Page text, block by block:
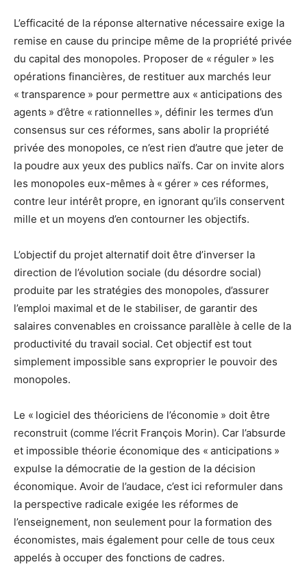
L’efficacité de la réponse alternative nécessaire exige la
remise en cause du principe même de la propriété privée
du capital des monopoles. Proposer de « réguler » les
opérations financières, de restituer aux marchés leur
« transparence » pour permettre aux « anticipations des
agents » d’être « rationnelles », définir les termes d’un
consensus sur ces réformes, sans abolir la propriété
privée des monopoles, ce n’est rien d’autre que jeter de
la poudre aux yeux des publics naïfs. Car on invite alors
les monopoles eux-mêmes à « gérer » ces réformes,
contre leur intérêt propre, en ignorant qu’ils conservent
mille et un moyens d’en contourner les objectifs.
L’objectif du projet alternatif doit être d’inverser la
direction de l’évolution sociale (du désordre social)
produite par les stratégies des monopoles, d’assurer
l’emploi maximal et de le stabiliser, de garantir des
salaires convenables en croissance parallèle à celle de la
productivité du travail social. Cet objectif est tout
simplement impossible sans exproprier le pouvoir des
monopoles.
Le « logiciel des théoriciens de l’économie » doit être
reconstruit (comme l’écrit François Morin). Car l’absurde
et impossible théorie économique des « anticipations »
expulse la démocratie de la gestion de la décision
économique. Avoir de l’audace, c’est ici reformuler dans
la perspective radicale exigée les réformes de
l’enseignement, non seulement pour la formation des
économistes, mais également pour celle de tous ceux
appelés à occuper des fonctions de cadres.